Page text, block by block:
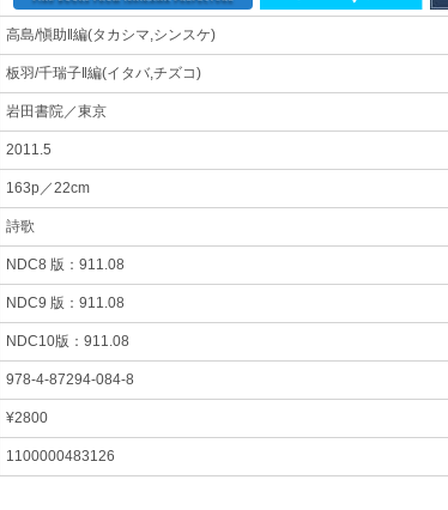
高島/愼助‖編(タカシマ,シンスケ)
板羽/千瑞子‖編(イタバ,チズコ)
岩田書院／東京
2011.5
163p／22cm
詩歌
NDC8 版：911.08
NDC9 版：911.08
NDC10版：911.08
978-4-87294-084-8
¥2800
1100000483126